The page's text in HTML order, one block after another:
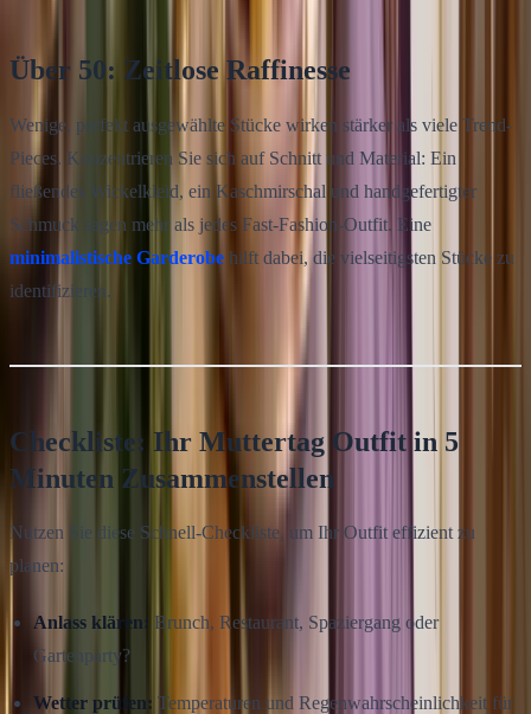
Über 50: Zeitlose Raffinesse
Wenige, perfekt ausgewählte Stücke wirken stärker als viele Trend-
Pieces. Konzentrieren Sie sich auf Schnitt und Material: Ein
fließendes Wickelkleid, ein Kaschmirschal und handgefertigter
Schmuck sagen mehr als jedes Fast-Fashion-Outfit. Eine
minimalistische Garderobe hilft dabei, die vielseitigsten Stücke zu
identifizieren.
Checkliste: Ihr Muttertag Outfit in 5
Minuten Zusammenstellen
Nutzen Sie diese Schnell-Checkliste, um Ihr Outfit effizient zu
planen:
Anlass klären: Brunch, Restaurant, Spaziergang oder
Gartenparty?
Wetter prüfen: Temperaturen und Regenwahrscheinlichkeit für